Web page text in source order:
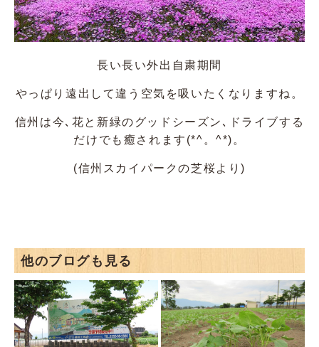
長い長い外出自粛期間
やっぱり遠出して違う空気を吸いたくなりますね。
信州は今､花と新緑のグッドシーズン､ドライブする
だけでも癒されます(*^。^*)。
(信州スカイパークの芝桜より)
他のブログも見る